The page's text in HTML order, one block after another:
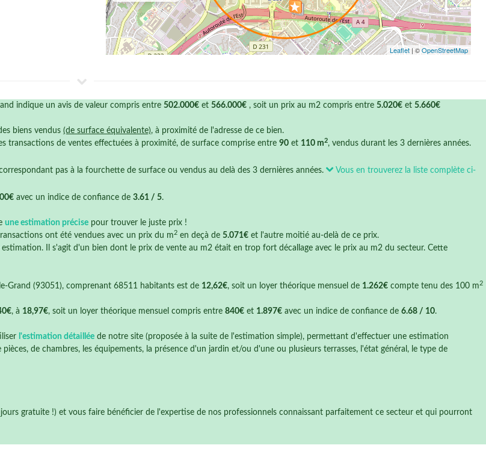
Leaflet | ©OpenStreetMap
indique un avis de valeur compris entre 502.000€ et 566.000€ , soit un prix au m2 compris entre 5.020€ et 5.660€
biens vendus (de surface équivalente), à proximité de l'adresse de ce bien.
transactions de ventes effectuées à proximité, de surface comprise entre 90 et 110 m2, vendus durant les 3 dernières années.
pas à la fourchette de surface ou vendus au delà des 3 dernières années.
Vous en trouverez la liste complète ci-
avec un indice de confiance de 3.61 / 5.
une estimation précisepour trouver le juste prix !
ont été vendues avec un prix du m 2 en deçà de 5.071€ et l'autre moitié au-delà de ce prix.
Il s'agit d'un bien dont le prix de vente au m2 était en trop fort décallage avec le prix au m2 du secteur. Cette
Grand (93051), comprenant 68511 habitants est de 12,62€, soit un loyer théorique mensuel de 1.262€ compte tenu des 100 m 2
, à 18,97€, soit un loyer théorique mensuel compris entre 840€ et 1.897€ avec un indice de confiance de 6.68 / 10.
l'estimation détaillée de notre site (proposée à la suite de l'estimation simple), permettant d'effectuer une estimation
de chambres, les équipements, la présence d'un jardin et/ou d'une ou plusieurs terrasses, l'état général, le type de
gratuite !) et vous faire bénéficier de l'expertise de nos professionnels connaissant parfaitement ce secteur et qui pourront